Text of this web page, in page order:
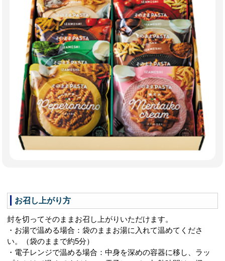
お召し上がり方
封を切ってそのままお召し上がりいただけます。
・お湯で温める場合：袋のままお湯に入れて温めてくださ
い。（袋のままで約5分）
・電子レンジで温める場合：中身を深めの容器に移し、ラッ